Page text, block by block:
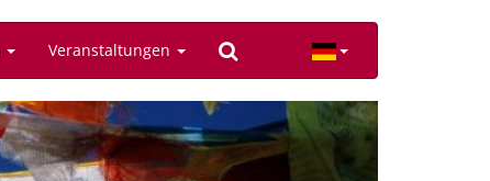
Veranstaltungen
Next